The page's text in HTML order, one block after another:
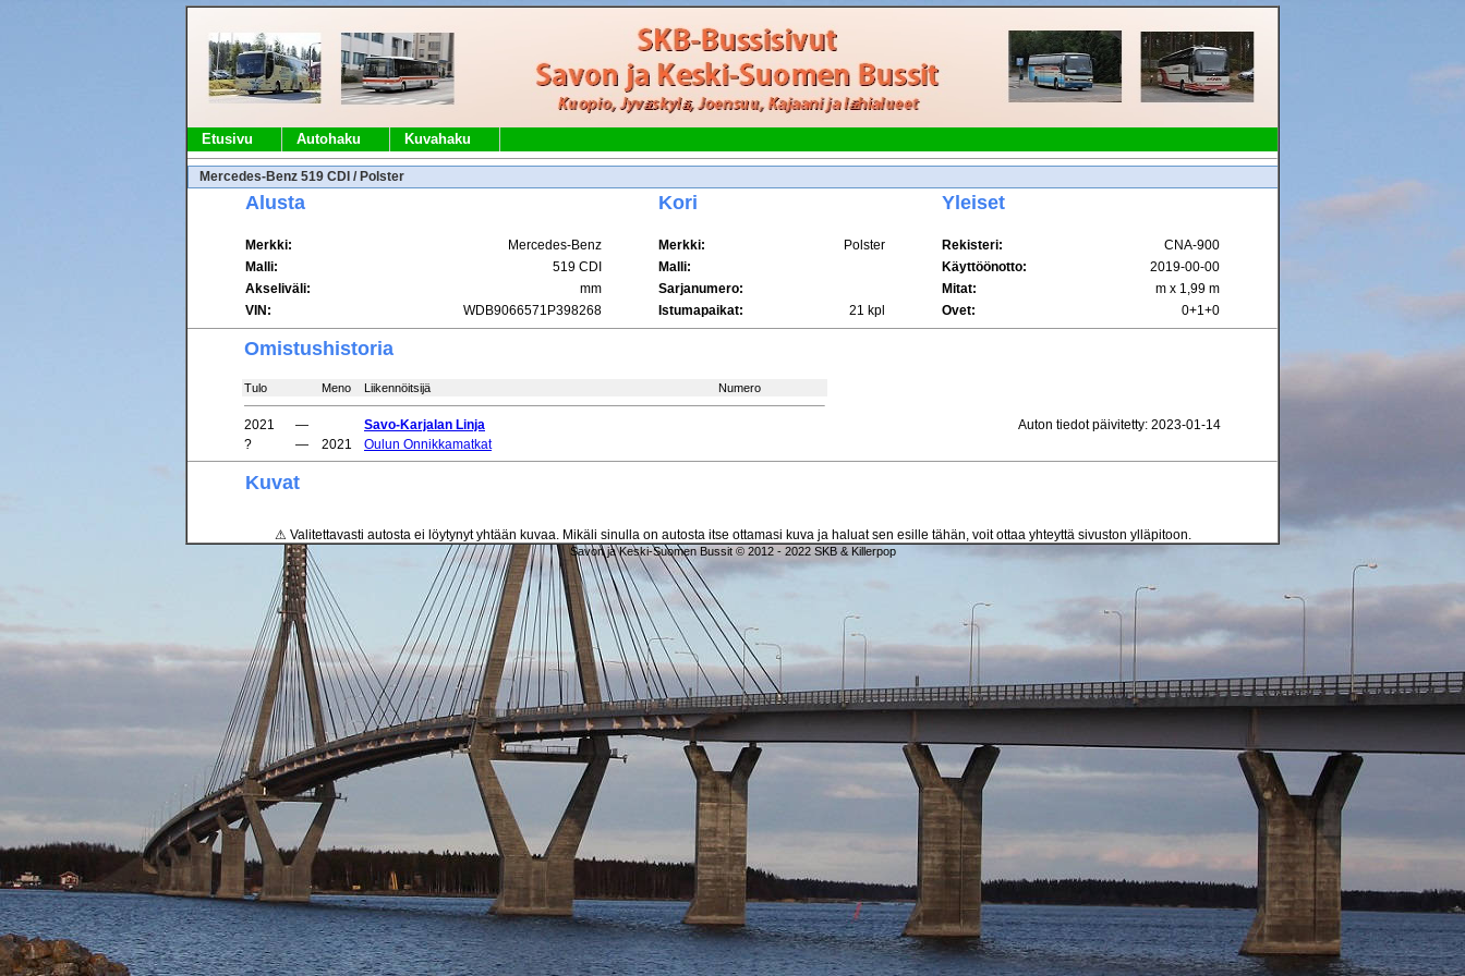
Etusivu Autohaku Kuvahaku
Mercedes-Benz 519 CDI / Polster
Alusta Kori Yleiset
Merkki: Mercedes-Benz Merkki: Polster Rekisteri:
CNA-900
Malli:
519 CDI Malli: Käyttöönotto:
2019-00-00
Akseliväli:
mm Sarjanumero: Mitat:
m x 1,99 m
VIN:
WDB9066571P398268 Istumapaikat: 21 kpl Ovet: 0+1+0
Omistushistoria
Tulo Meno Liikennöitsijä Numero
2021 — Savo-Karjalan Linja
Auton tiedot päivitetty: 2023-01-14
?
— 2021 Oulun Onnikkamatkat
Kuvat
⚠ Valitettavasti autosta ei löytynyt yhtään kuvaa. Mikäli sinulla on autosta itse ottamasi kuva ja haluat sen esille tähän, voit ottaa yhteyttä sivuston ylläpitoon.
Savon ja Keski-Suomen Bussit © 2012 - 2022 SKB & Killerpop